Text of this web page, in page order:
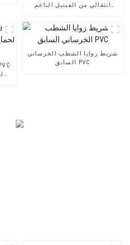
انتقالي من الفينيل الناعم
شريط زوايا الشطب الخرساني
السابق PVC